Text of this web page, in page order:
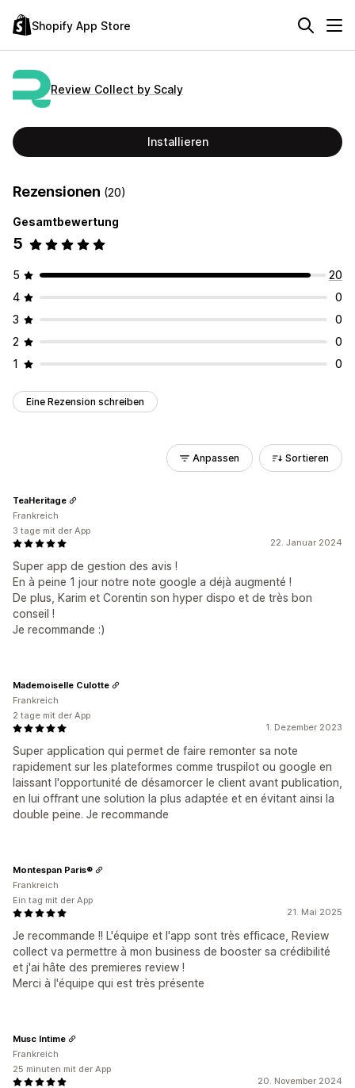
Shopify App Store
Review Collect by Scaly
Installieren
Rezensionen (20)
Gesamtbewertung
5
5
20
4
0
3
0
2
0
1
0
Eine Rezension schreiben
Anpassen Sortieren
22. Januar 2024
Super app de gestion des avis !
En à peine 1 jour notre note google a déjà augmenté !
De plus, Karim et Corentin son hyper dispo et de très bon
conseil !
Je recommande :)
TeaHeritage
Frankreich
3 tage mit der App
1. Dezember 2023
Super application qui permet de faire remonter sa note
rapidement sur les plateformes comme truspilot ou google en
laissant l'opportunité de désamorcer le client avant publication,
en lui offrant une solution la plus adaptée et en évitant ainsi la
double peine. Je recommande
Mademoiselle Culotte
Frankreich
2 tage mit der App
21. Mai 2025
Je recommande !! L'équipe et l'app sont très efficace, Review
collect va permettre à mon business de booster sa crédibilité
et j'ai hâte des premieres review !
Merci à l'équipe qui est très présente
Montespan Paris®
Frankreich
Ein tag mit der App
20. November 2024
Musc Intime
Frankreich
25 minuten mit der App